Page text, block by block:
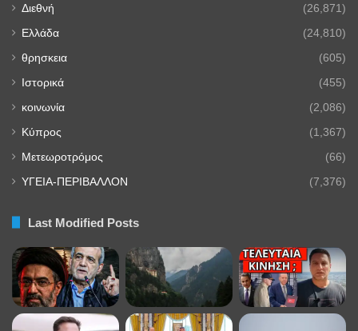
Διεθνή (26,871)
Ελλάδα (24,810)
θρησκεια (605)
Ιστορικά (455)
κοινωνία (2,086)
Κύπρος (1,367)
Μετεωροτρόμος (66)
ΥΓΕΙΑ-ΠΕΡΙΒΑΛΛΟΝ (7,376)
Last Modified Posts